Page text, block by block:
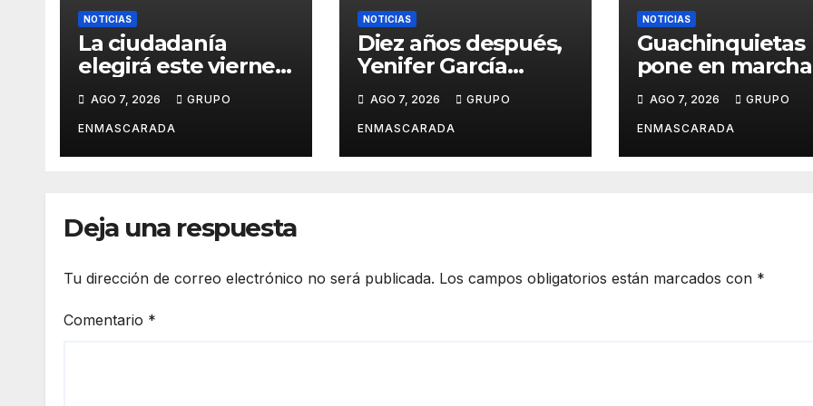
NOTICIAS
La ciudadanía
elegirá este viernes
el cartel del
Carnaval de Las
Palmas de Gran
Canaria 2027 en
Televisión Canaria
AGO 7, 2026 GRUPO
ENMASCARADA
NOTICIAS
Diez años después,
Yenifer García
revive su sueño
carnavalero en el
vídeo de
presentación de
AGO 7, 2026 GRUPO
ENMASCARADA
NOTICIAS
Guachinquietas
pone en
creación de su
repertorio para el
Carnaval 2027
AGO 7, 2026 GRUPO
ENMASCARADA
Deja una respuesta
Tu dirección de correo electrónico no será publicada. Los campos obligatorios están marcados con *
Comentario *